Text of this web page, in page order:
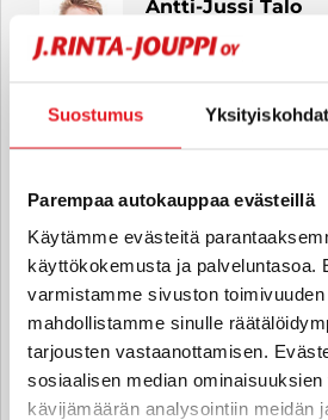
Suostumus Yksityiskohdat
Parempaa autokauppaa evästeillä
Käytämme evästeitä
käyttökokemusta ja palveluntasoa.
varmistamme sivuston
mahdollistamme sinulle
tarjousten vastaanottamisen.
sosiaalisen median
kävijämäärän analysointiin meidän
Antti-Jussi Talo
Automyyjä
Sami Mikkanen
Automyyjä,
sami.mikkanen
040 7119 827